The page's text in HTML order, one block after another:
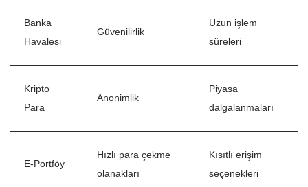
Banka
Havalesi
Güvenilirlik
Uzun işlem
süreleri
Kripto
Para
Anonimlik
Piyasa
dalgalanmaları
E-Portföy
Hızlı para çekme
olanakları
Kısıtlı erişim
seçenekleri